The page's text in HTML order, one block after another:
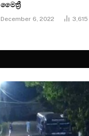
මෛත්‍රී
December 6, 2022 3,615